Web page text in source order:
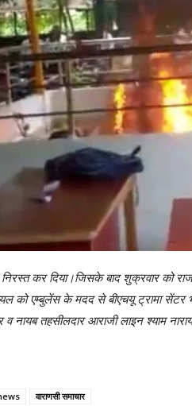
निरस्त कर दिया।जिसके बाद शुक्रवार को
को एम्बुलेंस के मदद से बीएचयू ट्रामा सेंटर
व नायब तहसीलदार आराजी लाइन श्याम
वाराणसी समाचार